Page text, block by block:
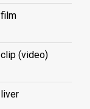
film
clip (video)
liver